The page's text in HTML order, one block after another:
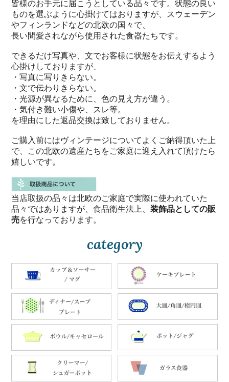
皆様のお手元に届こうとしている品々です。状態の良い
ものを選ぶように心掛けてはおりますが、スウェーデン
やフィンランドなどの北欧の国々で、
長い間愛されながら使用された食器たちです。
できるだけ写真や、文でお客様に状態をお伝えするよう
心掛けしておりますが、
・写真に写りきらない。
・文で伝わりきらない。
・光源が異なるために、色の見え方が違う。
・気付き難い小傷や、スレ等。
を理由にした返品交換は致しておりません。
ご購入前にはヴィンテージについてよくご納得頂いた上
で、この北欧の遺産たちをご家庭に迎え入れて頂けたら
嬉しいです。
当店取扱の品々は北欧のご家庭で実際に使われていた
品々ではありますが、食品衛生法上、装飾品としての販
売を行なっております。
category